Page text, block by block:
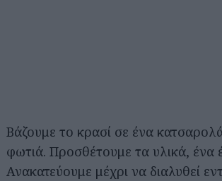
Βάζουμε το κρασί σε ένα
φωτιά. Προσθέτουμε τα υλικά, ένα
Ανακατεύουμε μέχρι να διαλυθεί